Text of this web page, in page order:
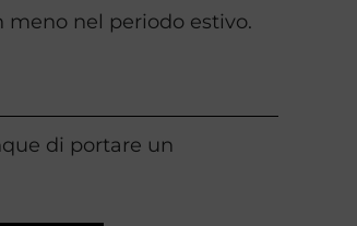
meno nel periodo estivo.
di portare un